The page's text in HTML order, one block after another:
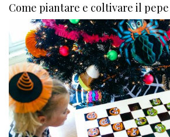
Come piantare e coltivare il